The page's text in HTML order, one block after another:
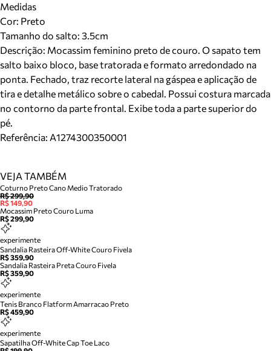
Medidas
Cor: Preto
Tamanho do salto: 3.5cm
Descrição: Mocassim feminino preto de couro. O sapato tem
salto baixo bloco, base tratorada e formato arredondado na
ponta. Fechado, traz recorte lateral na gáspea e aplicação de
tira e detalhe metálico sobre o cabedal. Possui costura marcada
no contorno da parte frontal. Exibe toda a parte superior do
pé.
Referência: A1274300350001
VEJA TAMBÉM
Coturno Preto Cano Medio Tratorado
R$ 299,90
R$ 149,90
Mocassim Preto Couro Luma
R$ 299,90
experimente
Sandalia Rasteira Off-White Couro Fivela
R$ 359,90
Sandalia Rasteira Preta Couro Fivela
R$ 359,90
experimente
Tenis Branco Flatform Amarracao Preto
R$ 459,90
experimente
Sapatilha Off-White Cap Toe Laco